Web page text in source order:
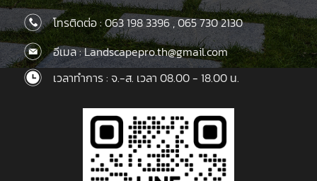
โทรติดต่อ :063 198 3396,065 730 2130
อีเมล : Landscapepro.th@gmail.com
เวลาทำการ : จ.-ส. เวลา 08.00 - 18.00 น.